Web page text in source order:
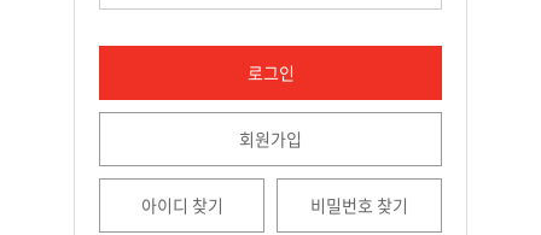
로그인
회원가입
아이디 찾기 비밀번호 찾기